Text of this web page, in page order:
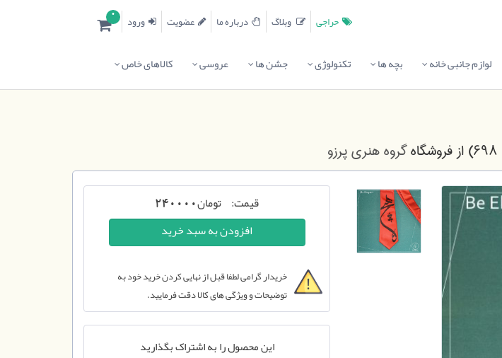
0 ورود عضویت درباره ما حراجی
لوازم جانبی خانه بچه ها تکنولوژی جشن ها عروسی کالاهای خاص
از فروشگاهگروه هنری پرزو
قیمت: تومان240000
خریدار گرامی لطفا قبل از نهایی کردن خرید خود به
توضیحات و ویژگی های کالا دقت فرمایید.
این محصول را به اشتراک بگذارید